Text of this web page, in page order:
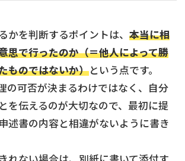
かを判断するポイントは、 本当に相
思で行ったのか（＝他人によって勝
ものではないか）という点です。
の可否が決まるわけではなく、自分
を伝えるのが大切なので、最初に提
述書の内容と相違がないように書き